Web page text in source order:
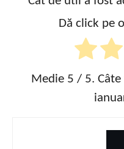
Dă click pe
Medie 5 / 5.